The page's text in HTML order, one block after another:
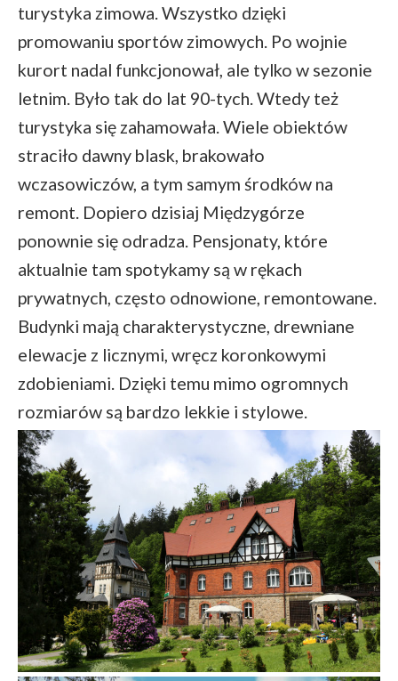
turystyka zimowa. Wszystko dzięki
promowaniu sportów zimowych. Po wojnie
kurort nadal funkcjonował, ale tylko w sezonie
letnim. Było tak do lat 90-tych. Wtedy też
turystyka się zahamowała. Wiele obiektów
straciło dawny blask, brakowało
wczasowiczów, a tym samym środków na
remont. Dopiero dzisiaj Międzygórze
ponownie się odradza. Pensjonaty, które
aktualnie tam spotykamy są w rękach
prywatnych, często odnowione, remontowane.
Budynki mają charakterystyczne, drewniane
elewacje z licznymi, wręcz koronkowymi
zdobieniami. Dzięki temu mimo ogromnych
rozmiarów są bardzo lekkie i stylowe.